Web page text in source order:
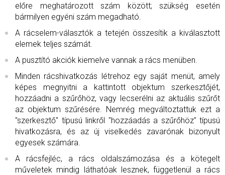
előre meghatározott szám között; szükség esetén
bármilyen egyéni szám megadható.
A rácselem-választók a tetején összesítik a kiválasztott
elemek teljes számát.
A pusztító akciók kiemelve vannak a rács menüben.
Minden rácshivatkozás létrehoz egy saját menüt, amely
képes megnyitni a kattintott objektum szerkesztőjét,
hozzáadni a szűrőhöz, vagy lecserélni az aktuális szűrőt
az objektum szűrésére. Nemrég megváltoztattuk ezt a
"szerkesztő" típusú linkről "hozzáadás a szűrőhöz" típusú
hivatkozásra, és az új viselkedés zavarónak bizonyult
egyesek számára.
A rácsfejléc, a rács oldalszámozása és a kötegelt
műveletek mindig láthatóak lesznek, függetlenül a rács